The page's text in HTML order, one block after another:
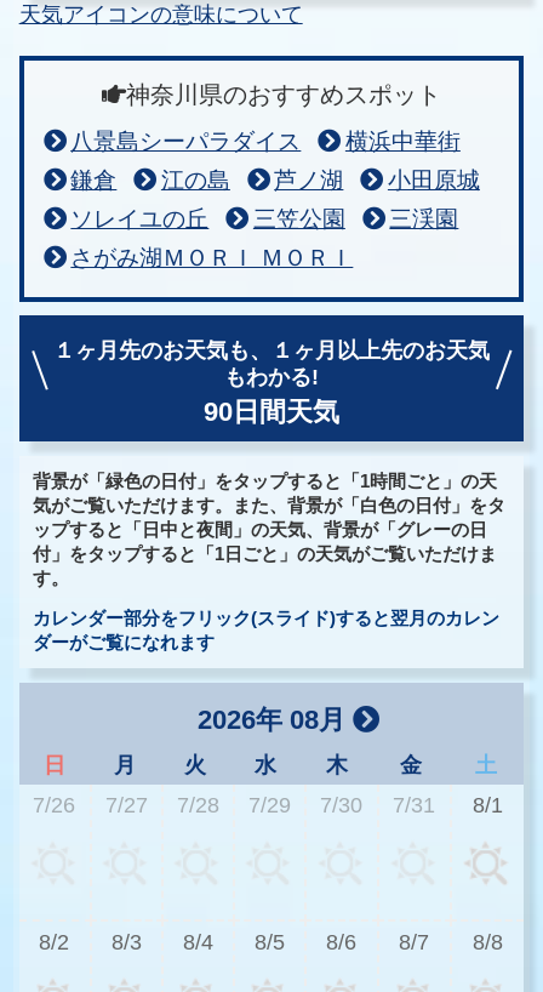
天気アイコンの意味について
神奈川県のおすすめスポット
八景島シーパラダイス
横浜中華街
鎌倉
江の島 芦ノ湖
小田原城
ソレイユの丘
三笠公園
三渓園
さがみ湖ＭＯＲＩ ＭＯＲＩ
１ヶ月先のお天気も、
１ヶ月以上先のお天気
もわかる!
90日間天気
背景が「緑色の日付」をタップすると「1時間ごと」の天
気がご覧いただけます。また、背景が「白色の日付」をタ
ップすると「日中と夜間」の天気、背景が「グレーの日
付」をタップすると「1日ごと」の天気がご覧いただけま
す。
カレンダー部分をフリック(スライド)すると翌月のカレン
ダーがご覧になれます
2026年 08月
日 月 火 水 木 金
土
7/26
7/27 7/28 7/29 7/30 7/31 8/1
8/2 8/3 8/4 8/5 8/6 8/7 8/8